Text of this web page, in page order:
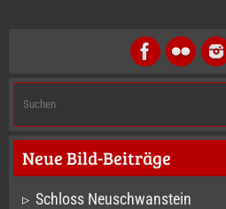
Neue Bild-Beiträge
Schloss Neuschwanstein